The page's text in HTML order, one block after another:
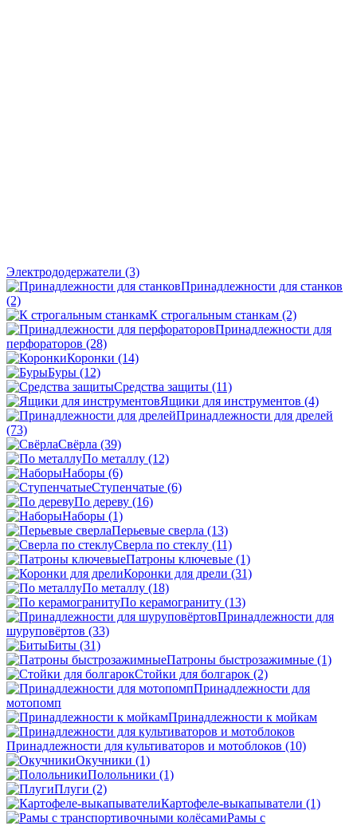
Электрододержатели (3)
Принадлежности для станков
(2)
К строгальным станкам (2)
Принадлежности для
перфораторов (28)
Коронки (14)
Буры (12)
Средства защиты (11)
Ящики для инструментов (4)
Принадлежности для дрелей
(73)
Свёрла (39)
По металлу (12)
Наборы (6)
Ступенчатые (6)
По дереву (16)
Наборы (1)
Перьевые сверла (13)
Сверла по стеклу (11)
Патроны ключевые (1)
Коронки для дрели (31)
По металлу (18)
По керамограниту (13)
Принадлежности для
шуруповёртов (33)
Биты (31)
Патроны быстрозажимные (1)
Стойки для болгарок (2)
Принадлежности для
мотопомп
Принадлежности к мойкам
Принадлежности для культиваторов и мотоблоков (10)
Окучники (1)
Полольники (1)
Плуги (2)
Картофеле-выкапыватели (1)
Рамы с